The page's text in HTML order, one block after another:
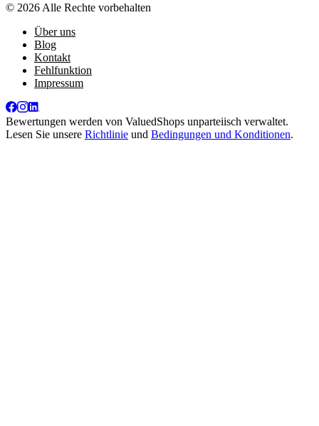
© 2026 Alle Rechte vorbehalten
Über uns
Blog
Kontakt
Fehlfunktion
Impressum
Bewertungen werden von ValuedShops unparteiisch verwaltet.
Lesen Sie unsere Richtlinie und Bedingungen und Konditionen.